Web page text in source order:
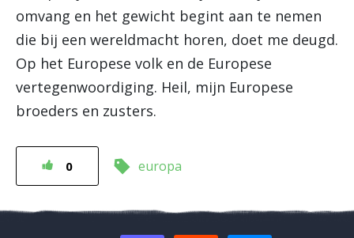
omvang en het gewicht begint aan te nemen
die bij een wereldmacht horen, doet me deugd.
Op het Europese volk en de Europese
vertegenwoordiging. Heil, mijn Europese
broeders en zusters.
0 europa